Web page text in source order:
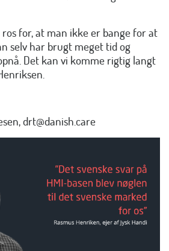
for, at man ikke er bange for at
selv har brugt meget tid og
Det kan vi komme rigtig langt
drt@danish.care